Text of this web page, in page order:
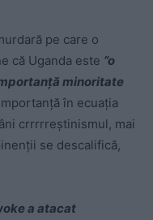
pe care o
că Uganda este ”o
minoritate
în ecuația
crrrrreștinismul, mai
se descalifică,
a atacat